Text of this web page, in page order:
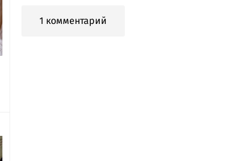
1 комментарий